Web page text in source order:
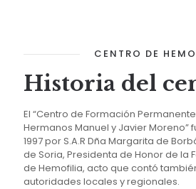
CENTRO DE
Historia del
El “Centro de Formación
Hermanos Manuel y Javier Moreno”
1997 por S.A.R Dña Margarita de
de Soria, Presidenta de Honor de la
de Hemofilia, acto que contó
autoridades locales y regionales.